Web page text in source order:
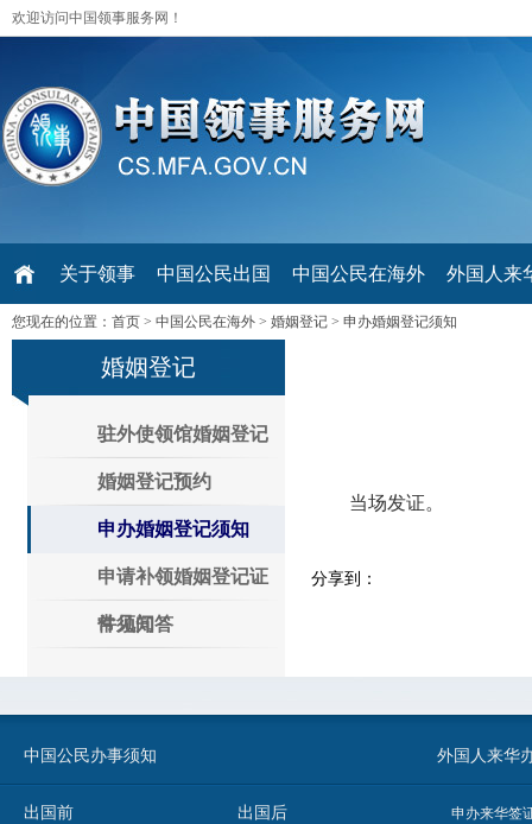
欢迎访问中国领事服务网！
关于领事 中国公民出国 中国公民在海外 外国人来
您现在的位置： 首页 > 中国公民在海外 > 婚姻登记 > 申办婚姻登记须知
婚姻登记
驻外使领馆婚姻登记
婚姻登记预约
申办婚姻登记须知
申请补领婚姻登记证
件须知
常见问答
当场发证。
分享到：
中国公民办事须知 外国人来华
出国前 出国后
申办来华签